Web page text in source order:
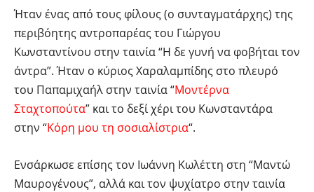
Ήταν ένας από τους φίλους (ο συνταγματάρχης) της
περιβόητης αντροπαρέας του Γιώργου
Κωνσταντίνου στην ταινία “Η δε γυνή να φοβήται τον
άντρα”. Ήταν ο κύριος Χαραλαμπίδης στο πλευρό
του Παπαμιχαήλ στην ταινία “Μοντέρνα
Σταχτοπούτα” και το δεξί χέρι του Κωνσταντάρα
στην “Κόρη μου τη σοσιαλίστρια“.
Ενσάρκωσε επίσης τον Ιωάννη Κωλέττη στη “Μαντώ
Μαυρογένους”, αλλά και τον ψυχίατρο στην ταινία